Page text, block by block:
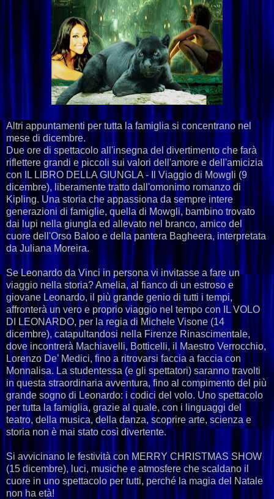
Altri appuntamenti per tutta la famiglia si concentrano nel
mese di dicembre.
Due ore di spettacolo all'insegna del divertimento che farà
riflettere grandi e piccoli sui valori dell'amore e dell'amicizia
con IL LIBRO DELLA GIUNGLA - Il Viaggio di Mowgli (9
dicembre), liberamente tratto dall'omonimo romanzo di
Kipling. Una storia che appassiona da sempre intere
generazioni di famiglie, quella di Mowgli, bambino trovato
dai lupi nella giungla ed allevato nel branco, amico del
cuore dell'Orso Baloo e della pantera Bagheera, interpretata
da Juliana Moreira.
Se Leonardo da Vinci in persona vi invitasse a fare un
viaggio nella storia? Amelia, al fianco di un estroso e
giovane Leonardo, il più grande genio di tutti i tempi,
affronterà un vero e proprio viaggio nel tempo con IL VOLO
DI LEONARDO, per la regia di Michele Visone (14
dicembre), catapultandosi nella Firenze Rinascimentale,
dove incontrerà Machiavelli, Botticelli, il Maestro Verrocchio,
Lorenzo De’ Medici, fino a ritrovarsi faccia a faccia con
Monnalisa. La studentessa (e gli spettatori) saranno travolti
in questa straordinaria avventura, fino al compimento del più
grande sogno di Leonardo: i codici del volo. Uno spettacolo
per tutta la famiglia, grazie al quale, con i linguaggi del
teatro, della musica, della danza, scoprire arte, scienza e
storia non è mai stato così divertente.
Si avvicinano le festività con MERRY CHRISTMAS SHOW
(15 dicembre), luci, musiche e atmosfere che scaldano il
cuore in uno spettacolo per tutti, perché la magia del Natale
non ha età!